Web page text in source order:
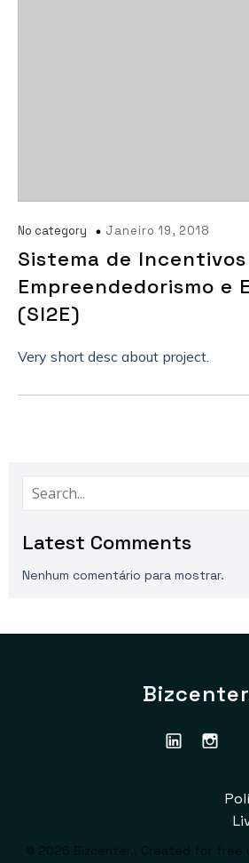
No category Janeiro 19, 2018
Sistema de
Empreendedorismo e
(SI2E)
Very short desc about project.
Latest Comments
Nenhum comentário para mostrar.
© 2026 Bizcenter.. Created for free